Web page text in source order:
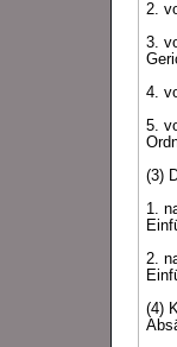
2.
3.
4.
5.
(3)
1.
2.
(4)